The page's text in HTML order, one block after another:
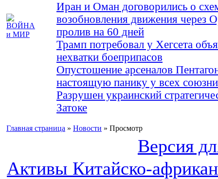
Иран и Оман договорились о
возобновления движения через
пролив на 60 дней
Трамп потребовал у Хегсета
нехватки боеприпасов
Опустошение арсеналов
настоящую панику у всех
Разрушен украинский
Затоке
Главная страница » Новости » Просмотр
Версия
Активы Китайско-